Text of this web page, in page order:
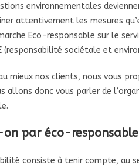
environnementales
attentivement les mesures
Eco-responsable sur le
(responsabilité sociétale et
mieux nos clients, nous vous
allons donc vous parler de
on par éco-
consiste à tenir compte, au